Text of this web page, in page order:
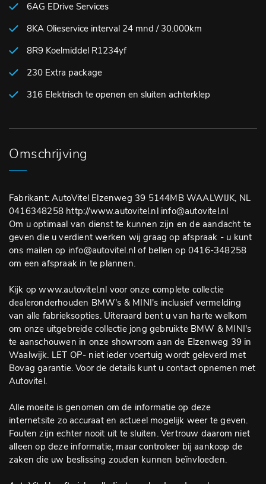
6AG EDrive Services
8KA Olieservice interval 24 mnd / 30.000km
8R9 Koelmiddel R1234yf
230 Extra package
316 Elektrisch te openen en sluiten achterklep
Omschrijving
Fabrikant: AutoVitel Elzenweg 39 5144MB WAALWIJK, NL
0416348258 http://www.autovitel.nl info@autovitel.nl
Om u optimaal van dienst te kunnen zijn en de aandacht te
geven die u verdient werken wij graag op afspraak - u kunt
ons mailen op info@autovitel.nl of bellen op 0416-348258
om een afspraak in te plannen.
Kijk op www.autovitel.nl voor onze complete collectie
dealeronderhouden BMW's & MINI's inclusief vermelding
van alle fabrieksopties. Uiteraard bent u van harte welkom
om onze uitgebreide collectie jong gebruikte BMW & MINI's
te aanschouwen in onze showroom aan de Elzenweg 39 in
Waalwijk. LET OP- niet ieder voertuig wordt geleverd met
Bovag garantie. Voor de details kunt u contact opnemen met
Autovitel.
Alle moeite is genomen om de informatie op deze
internetsite zo accuraat en actueel mogelijk weer te geven.
Fouten zijn echter nooit uit te sluiten. Vertrouw daarom niet
alleen op deze informatie, maar controleer bij aankoop de
zaken die uw beslissing zouden kunnen beïnvloeden.